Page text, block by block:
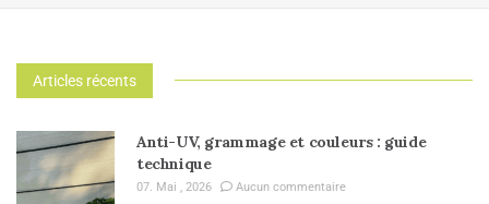
Articles récents
Anti-UV, grammage et couleurs : guide
technique
07. Mai , 2026 Aucun commentaire